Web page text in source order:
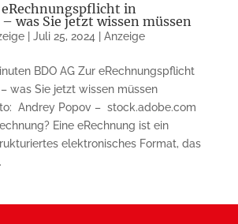
eRechnungspflicht in
was Sie jetzt wissen müssen
| Juli 25, 2024 Anzeige
BDO AG Zur eRechnungspflicht
was Sie jetzt wissen müssen
Andrey Popov – stock.adobe.com
Eine eRechnung ist ein
elektronisches Format, das